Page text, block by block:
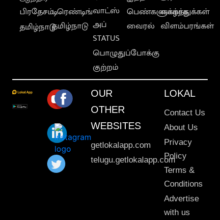
பிரதேசம்
தமிழ்நாடு
டிரெண்டிங்
தமிழ்நாடு
வாட்ஸ்
அப்
STATUS
பொழுதுப்போக்கு
குற்றம்
பெண்களுக்காக
வைரல்
வாழ்த்துக்கள்
விளம்பரங்கள்
OUR
OTHER
WEBSITES
getlokalapp.com
telugu.getlokalapp.com
LOKAL
Contact Us
About Us
Privacy
Policy
Terms &
Conditions
Advertise
with us